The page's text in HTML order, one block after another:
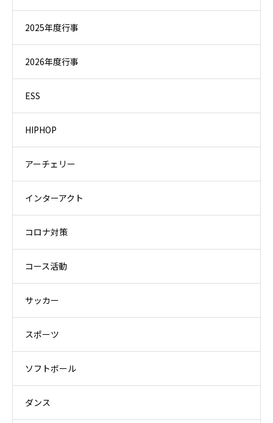
2025年度行事
2026年度行事
ESS
HIPHOP
アーチェリー
インターアクト
コロナ対策
コース活動
サッカー
スポーツ
ソフトボール
ダンス